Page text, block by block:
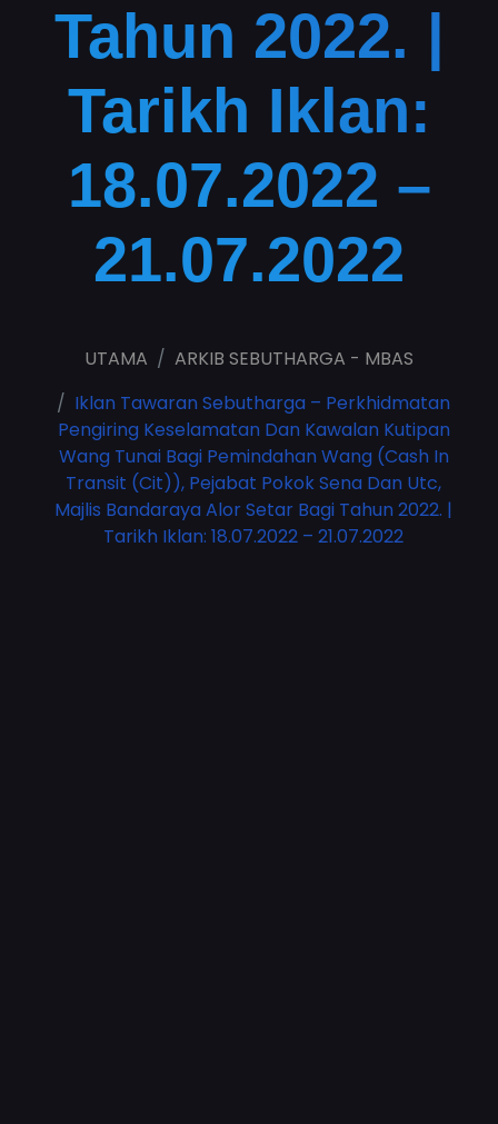
Tahun 2022. |
Tarikh Iklan:
18.07.2022 –
21.07.2022
UTAMA
ARKIB SEBUTHARGA - MBAS
Iklan Tawaran Sebutharga – Perkhidmatan
Pengiring Keselamatan Dan Kawalan Kutipan
Wang Tunai Bagi Pemindahan Wang (Cash In
Transit (Cit)), Pejabat Pokok Sena Dan Utc,
Majlis Bandaraya Alor Setar Bagi Tahun 2022. |
Tarikh Iklan: 18.07.2022 – 21.07.2022